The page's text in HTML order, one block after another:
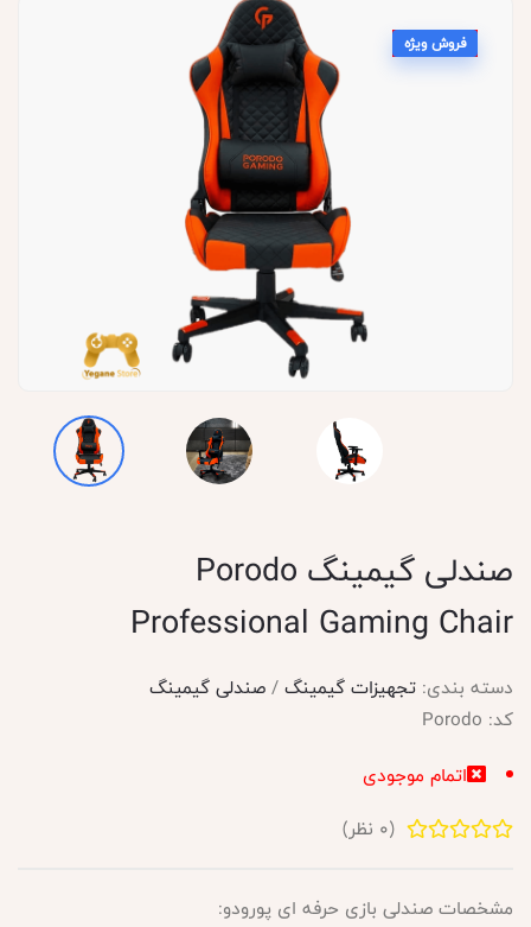
فروش ویژه
صندلی گیمینگ Porodo
Professional Gaming Chair
دسته بندی: تجهیزات گیمینگ/صندلی گیمینگ
کد: Porodo
اتمام موجودی
(
0 نظر)
مشخصات صندلی بازی حرفه ای پورودو: